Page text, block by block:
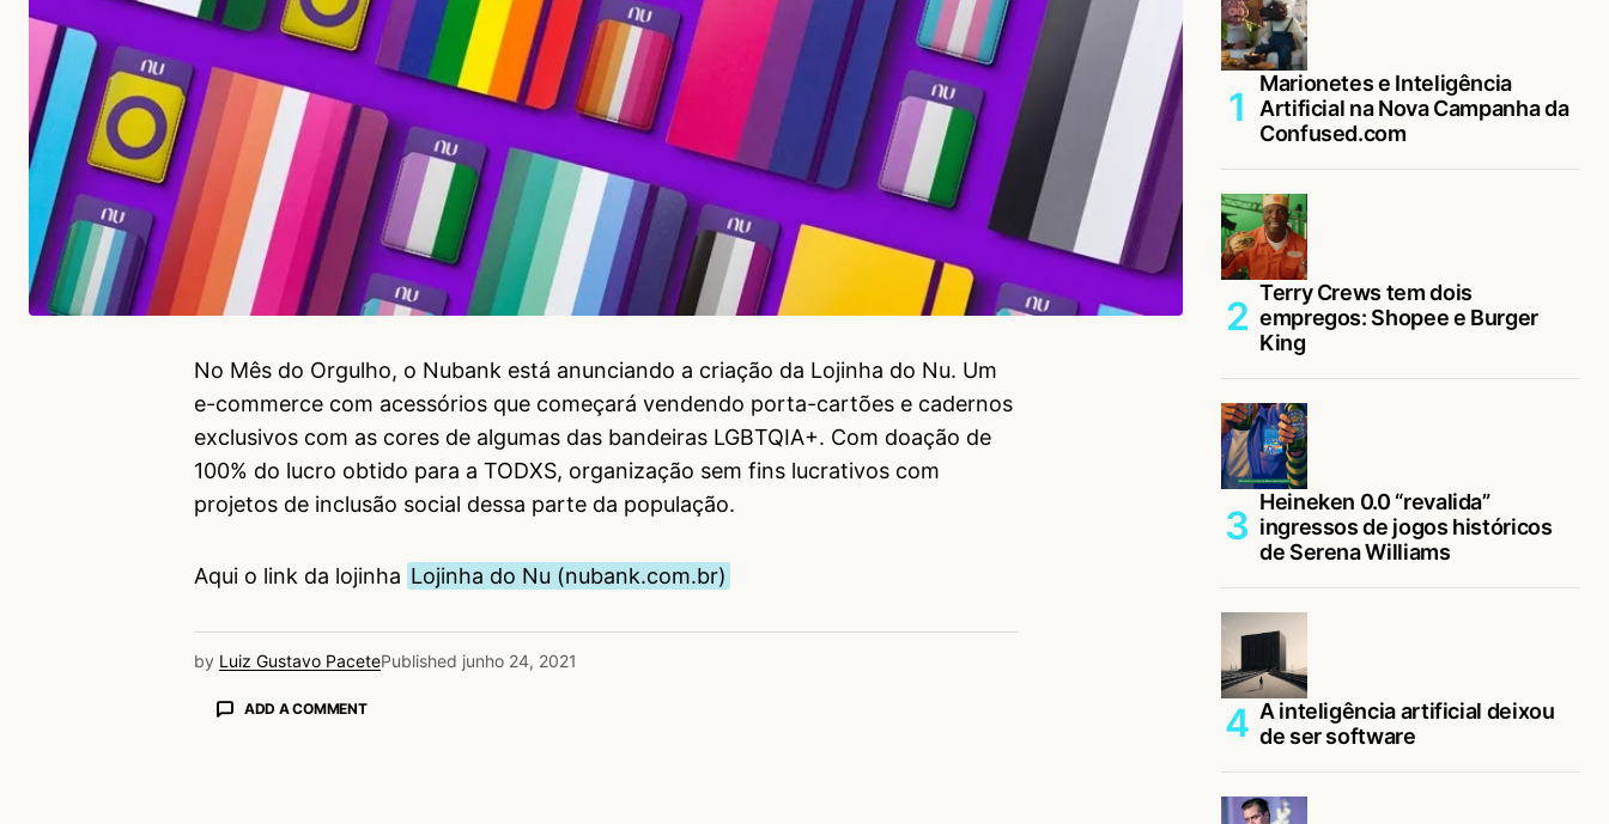
No Mês do Orgulho, o Nubank está anunciando a criação da Lojinha do Nu. Um
e-commerce com acessórios que começará vendendo porta-cartões e cadernos
exclusivos com as cores de algumas das bandeiras LGBTQIA+. Com doação de
100% do lucro obtido para a TODXS, organização sem fins lucrativos com
projetos de inclusão social dessa parte da população.
Aqui o link da lojinha Lojinha do Nu (nubank.com.br)
by Luiz Gustavo PacetePublished junho 24, 2021
ADD A COMMENT
Marionetes e Inteligência
Artificial na Nova Campanha da
Confused.com
Terry Crews tem dois
empregos: Shopee e Burger
King
Heineken 0.0 “revalida”
ingressos de jogos históricos
de Serena Williams
A inteligência artificial deixou
de ser software